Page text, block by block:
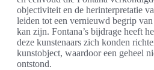
objectiviteit en de herinterpretatie
leiden tot een vernieuwd begrip
kan zijn. Fontana’s bijdrage heeft
deze kunstenaars zich konden
kunstobject, waardoor een geheel
ontstond.